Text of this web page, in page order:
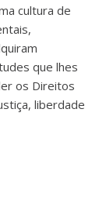
cultura de
que lhes
os Direitos
liberdade